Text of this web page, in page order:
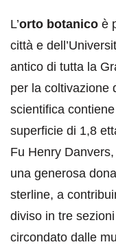
L’orto botanico è
città e
antico di tutta la
per la coltivazione
scientifica
superficie di 1,8
Fu Henry
una generosa
sterline, a
diviso in tre
circondato dalle